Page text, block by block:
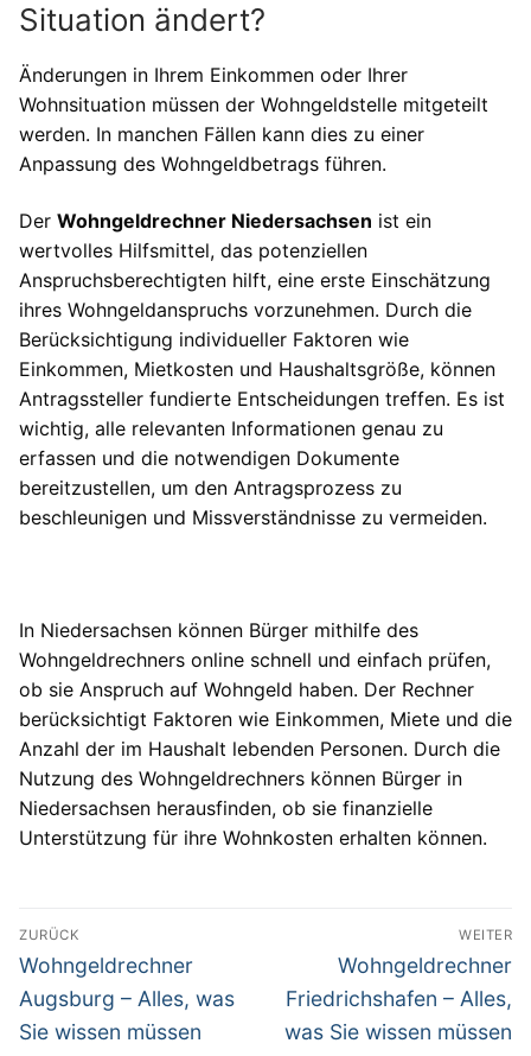
Situation ändert?
Änderungen in Ihrem Einkommen oder Ihrer
Wohnsituation müssen der Wohngeldstelle mitgeteilt
werden. In manchen Fällen kann dies zu einer
Anpassung des Wohngeldbetrags führen.
Der Wohngeldrechner Niedersachsen ist ein
wertvolles Hilfsmittel, das potenziellen
Anspruchsberechtigten hilft, eine erste Einschätzung
ihres Wohngeldanspruchs vorzunehmen. Durch die
Berücksichtigung individueller Faktoren wie
Einkommen, Mietkosten und Haushaltsgröße, können
Antragssteller fundierte Entscheidungen treffen. Es ist
wichtig, alle relevanten Informationen genau zu
erfassen und die notwendigen Dokumente
bereitzustellen, um den Antragsprozess zu
beschleunigen und Missverständnisse zu vermeiden.
In Niedersachsen können Bürger mithilfe des
Wohngeldrechners online schnell und einfach prüfen,
ob sie Anspruch auf Wohngeld haben. Der Rechner
berücksichtigt Faktoren wie Einkommen, Miete und die
Anzahl der im Haushalt lebenden Personen. Durch die
Nutzung des Wohngeldrechners können Bürger in
Niedersachsen herausfinden, ob sie finanzielle
Unterstützung für ihre Wohnkosten erhalten können.
Beitragsnavigation
ZURÜCK
Vorheriger
Beitrag:
Wohngeldrechner
Augsburg – Alles, was
Sie wissen müssen
WEITER
Nächster
Beitrag:
Wohngeldrechner
Friedrichshafen – Alles,
was Sie wissen müssen